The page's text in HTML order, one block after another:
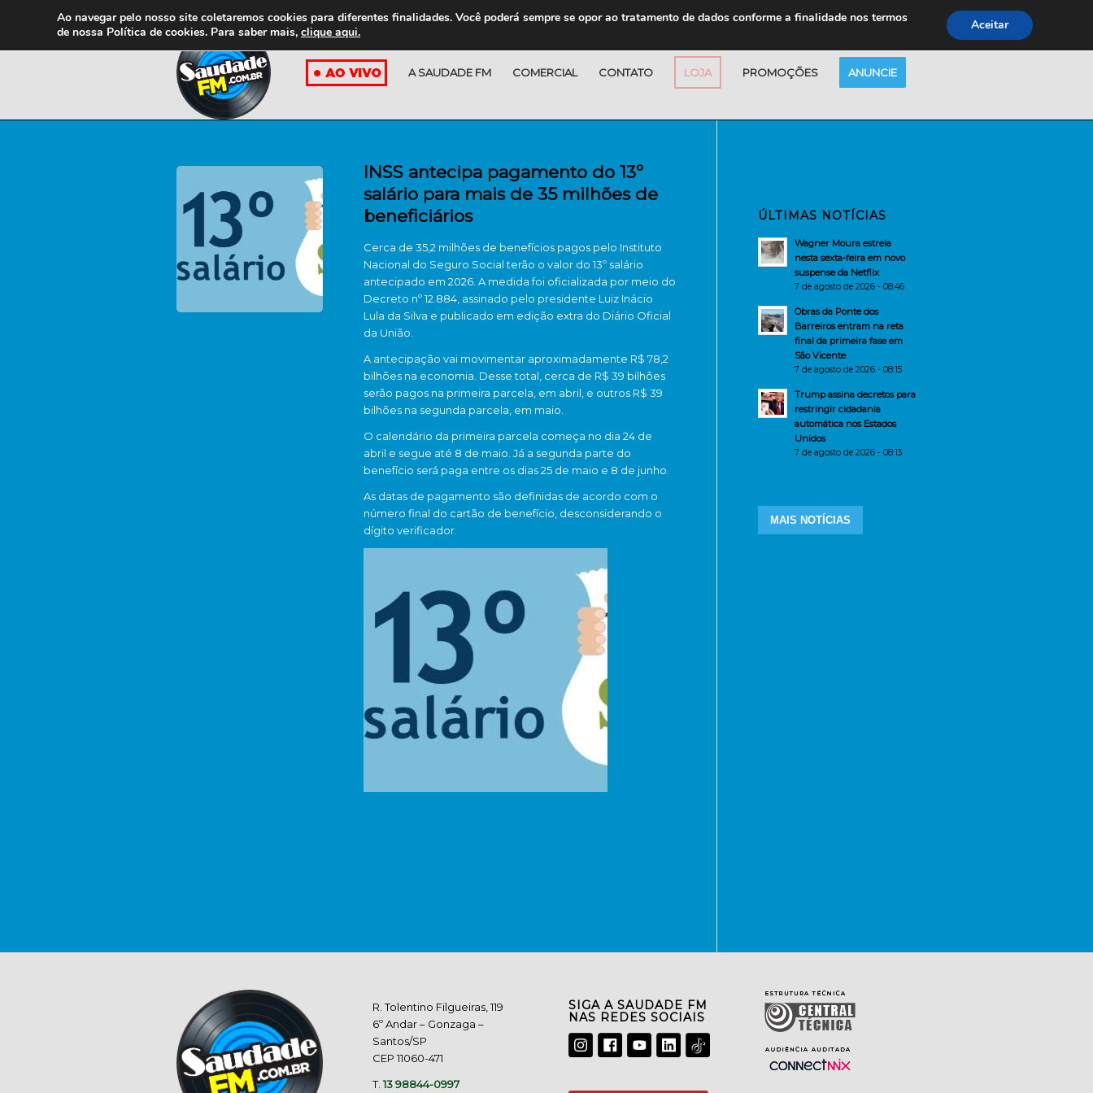
A SAUDADE FM COMERCIAL CONTATO LOJA PROMOÇÕES ANUNCIE
INSS antecipa pagamento do 13º
salário para mais de 35 milhões de
beneficiários
Cerca de 35,2 milhões de benefícios pagos pelo Instituto
Nacional do Seguro Socialterão o valor do 13º salário
antecipado em 2026. A medida foi oficializada por meio do
Decreto nº 12.884, assinado pelo presidente Luiz Inácio
Lula da Silva e publicado em edição extra do Diário Oficial
da União.
A antecipação vai movimentar aproximadamente R$ 78,2
bilhões na economia. Desse total, cerca de R$ 39 bilhões
serão pagos na primeira parcela, em abril, e outros R$ 39
bilhões na segunda parcela, em maio.
O calendário da primeira parcela começa no dia 24 de
abril e segue até 8 de maio. Já a segunda parte do
benefício será paga entre os dias 25 de maio e 8 de junho.
As datas de pagamento são definidas de acordo com o
número final do cartão de benefício, desconsiderando o
dígito verificador.
ÚLTIMAS NOTÍCIAS
Wagner Moura estreia
nesta sexta-feira em novo
suspense da Netflix
7 de agosto de 2026 - 08:46
Obras da Ponte dos
Barreiros entram na reta
final da primeira fase em
São Vicente
7 de agosto de 2026 - 08:15
Trump assina decretos para
restringir cidadania
automática nos Estados
Unidos
7 de agosto de 2026 - 08:13
MAIS NOTÍCIAS
R. Tolentino Filgueiras, 119
6º Andar – Gonzaga –
Santos/SP
CEP 11060-471
T.13 98844-0997
SIGA A SAUDADE FM
NAS REDES SOCIAIS
Ao navegar pelo nosso site coletaremos cookies para diferentes finalidades. Você poderá sempre se opor ao tratamento de dados conforme a finalidade nos termos
de nossa Política de cookies. Para saber mais, clique aqui. Aceitar